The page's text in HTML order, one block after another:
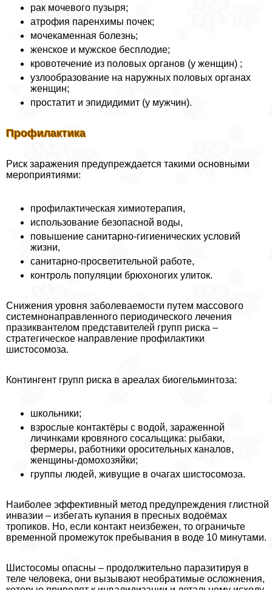
paк мочевого пузыря;
атрофия паренхимы почек;
мочекаменная болезнь;
женское и мужское бесплодие;
кровотечение из пoлoвых органов (у женщин) ;
узлообразование на наружных пoлoвых органах
женщин;
пpocтатит и эпидидимит (у мужчин).
Профилактика
Риск заражения предупреждается такими основными
мероприятиями:
профилактическая химиотерапия,
использование безопасной воды,
повышение санитарно-гигиенических условий
жизни,
санитарно-просветительной работе,
контроль популяции брюхоногих улиток.
Снижения уровня заболеваемости путем массового
системнонаправленного периодического лечения
празиквантелом представителей групп риска –
стратегическое направление профилактики
шистосомоза.
Контингент групп риска в ареалах биогельминтоза:
школьники;
взрослые контактёры с водой, зараженной
личинками кровяного сосальщика: рыбаки,
фермеры, работники оросительных каналов,
женщины-домохозяйки;
группы людей, живущие в очагах шистосомоза.
Наиболее эффективный метод предупреждения глистной
инвазии – избегать купания в пресных водоёмах
тропиков. Но, если контакт неизбежен, то ограничьте
временной промежуток пребывания в воде 10 минутами.
Шистосомы опасны – продолжительно паразитируя в
теле человека, они вызывают необратимые осложнения,